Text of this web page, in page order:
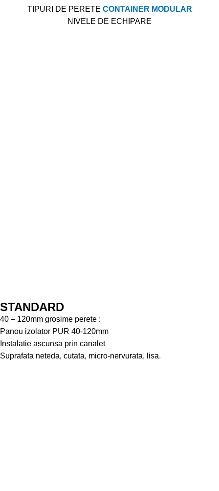
TIPURI DE PERETE CONTAINER MODULAR
NIVELE DE ECHIPARE
STANDARD
40 – 120mm grosime perete :
Panou izolator PUR 40-120mm
Instalatie ascunsa prin canalet
Suprafata neteda, cutata, micro-nervurata, lisa.